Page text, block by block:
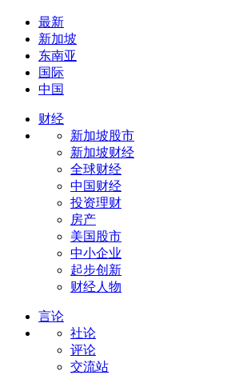
最新
新加坡
东南亚
国际
中国
财经
新加坡股市
新加坡财经
全球财经
中国财经
投资理财
房产
美国股市
中小企业
起步创新
财经人物
言论
社论
评论
交流站